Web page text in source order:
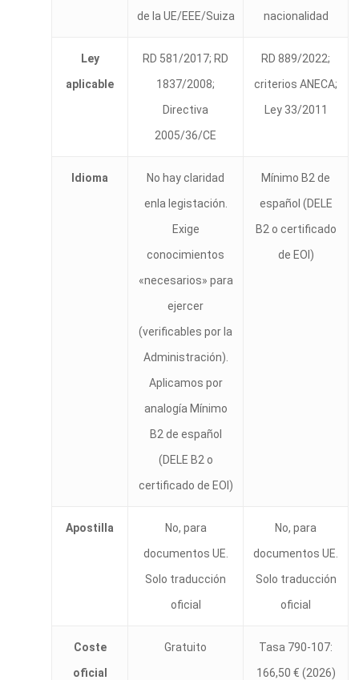
de la UE/EEE/Suiza nacionalidad
Ley
aplicable
RD 581/2017; RD
1837/2008;
Directiva
2005/36/CE
RD 889/2022;
criterios ANECA;
Ley 33/2011
Idioma
No hay claridad
enla legistación.
Exige
conocimientos
«necesarios» para
ejercer
(verificables por la
Administración).
Aplicamos por
analogía Mínimo
B2 de español
(DELE B2 o
certificado de EOI)
Mínimo B2 de
español (DELE
B2 o certificado
de EOI)
Apostilla
No, para
documentos UE.
Solo traducción
oficial
No, para
documentos UE.
Solo traducción
oficial
Coste
oficial
Gratuito
Tasa 790-107:
166,50 € (2026)